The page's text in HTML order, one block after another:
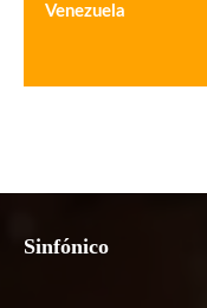
Venezuela
Sinfónico